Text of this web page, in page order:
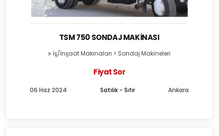
TSM 750 SONDAJ MAKINASI
İş/İnşaat Makinaları > Sondaj Makineleri
Fiyat Sor
Satılık - Sıfır
06 Haz 2024 Ankara